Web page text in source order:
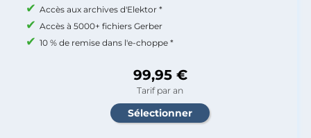
Accès aux archives d'Elektor *
Accès à 5000+ fichiers Gerber
10 % de remise dans l'e-choppe *
99,95 €
Tarif par an